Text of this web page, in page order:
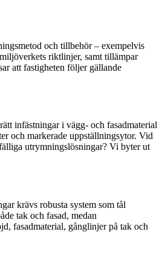
och tillbehör – exempelvis
riktlinjer, samt tillämpar
att fastigheten följer gällande
infästningar i vägg- och fasadmaterial
och markerade uppställningsytor. Vid
utrymningslösningar? Vi byter ut
krävs robusta system som tål
tak och fasad, medan
fasadmaterial, gånglinjer på tak och